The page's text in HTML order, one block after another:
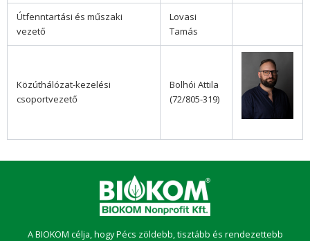
Útfenntartási és műszaki
vezető
Lovasi
Tamás
Közúthálózat-kezelési
csoportvezető
Bolhói Attila
(72/805-319)
A BIOKOM célja, hogy Pécs zöldebb, tisztább és rendezettebb